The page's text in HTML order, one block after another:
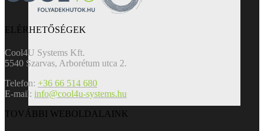
ELÉRHETŐSÉGEK
Cool4U Systems Kft.
5540 Szarvas, Arborétum utca 2.
Telefon: +36 66 514 680
E-mail: info@cool4u-systems.hu
TOVÁBBI WEBOLDALAINK